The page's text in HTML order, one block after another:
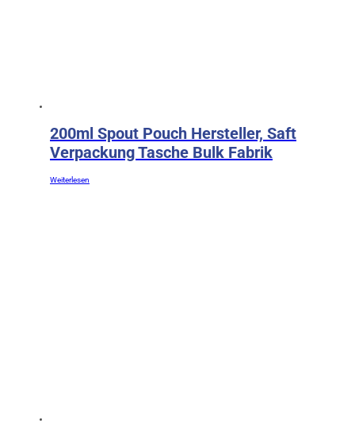
200ml Spout Pouch Hersteller, Saft
Verpackung Tasche Bulk Fabrik
Weiterlesen